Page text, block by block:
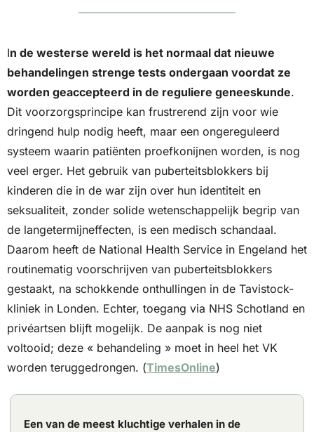
In de westerse wereld is het normaal dat nieuwe
behandelingen strenge tests ondergaan voordat ze
worden geaccepteerd in de reguliere geneeskunde.
Dit voorzorgsprincipe kan frustrerend zijn voor wie
dringend hulp nodig heeft, maar een ongereguleerd
systeem waarin patiënten proefkonijnen worden, is nog
veel erger. Het gebruik van puberteitsblokkers bij
kinderen die in de war zijn over hun identiteit en
seksualiteit, zonder solide wetenschappelijk begrip van
de langetermijneffecten, is een medisch schandaal.
Daarom heeft de National Health Service in Engeland het
routinematig voorschrijven van puberteitsblokkers
gestaakt, na schokkende onthullingen in de Tavistock-
kliniek in Londen. Echter, toegang via NHS Schotland en
privéartsen blijft mogelijk. De aanpak is nog niet
voltooid; deze « behandeling » moet in heel het VK
worden teruggedrongen. (TimesOnline)
Een van de meest kluchtige verhalen in de